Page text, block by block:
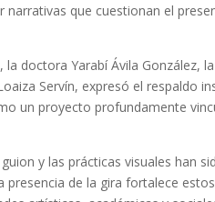
que cuestionan el
doctora Yarabí Ávila González,
Servín, expresó el respaldo
un proyecto profundamente
y las prácticas visuales han
de la gira fortalece